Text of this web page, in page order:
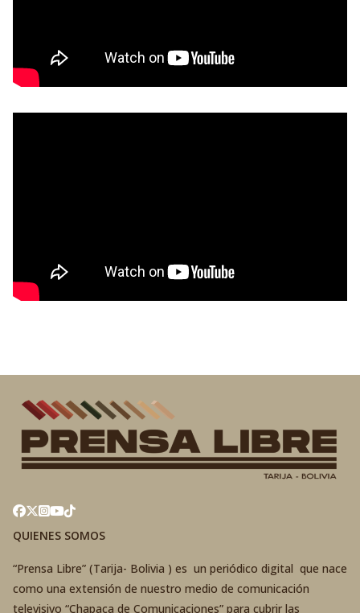
QUIENES SOMOS
“Prensa Libre” (Tarija- Bolivia ) es un periódico digital que nace
como una extensión de nuestro medio de comunicación
televisivo “Chapaca de Comunicaciones” para cubrir las